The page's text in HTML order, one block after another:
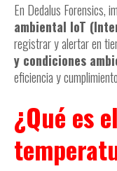
En Dedalus Forensics,
ambiental IoT
registrar y alertar en
y condiciones
eficiencia y
¿Qué es